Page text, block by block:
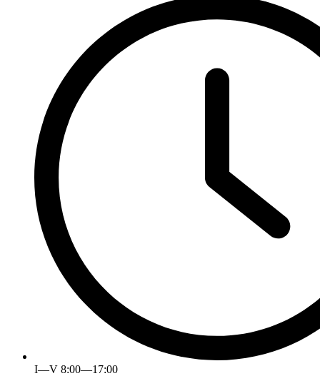
I—V 8:00—17:00